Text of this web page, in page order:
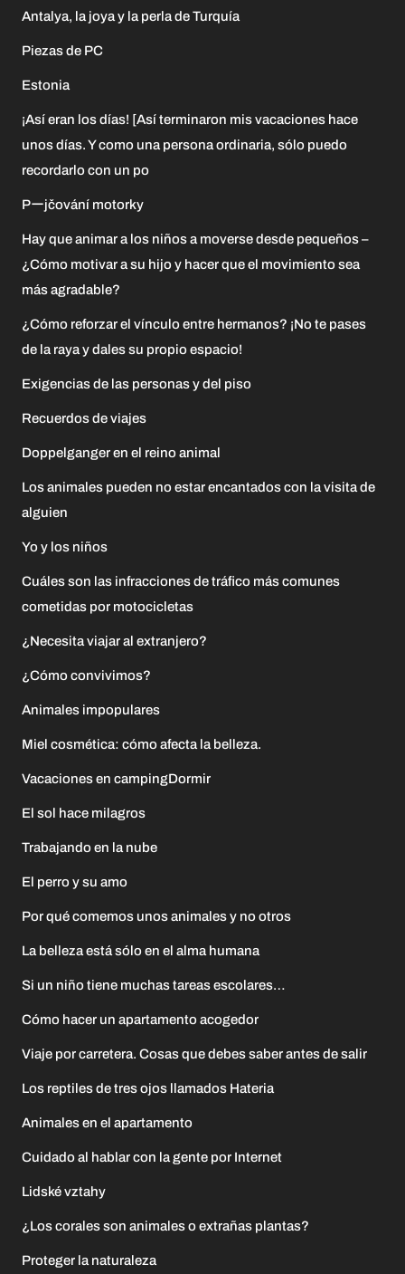
Antalya, la joya y la perla de Turquía
Piezas de PC
Estonia
¡Así eran los días! [Así terminaron mis vacaciones hace
unos días. Y como una persona ordinaria, sólo puedo
recordarlo con un po
Pーjčování motorky
Hay que animar a los niños a moverse desde pequeños –
¿Cómo motivar a su hijo y hacer que el movimiento sea
más agradable?
¿Cómo reforzar el vínculo entre hermanos? ¡No te pases
de la raya y dales su propio espacio!
Exigencias de las personas y del piso
Recuerdos de viajes
Doppelganger en el reino animal
Los animales pueden no estar encantados con la visita de
alguien
Yo y los niños
Cuáles son las infracciones de tráfico más comunes
cometidas por motocicletas
¿Necesita viajar al extranjero?
¿Cómo convivimos?
Animales impopulares
Miel cosmética: cómo afecta la belleza.
Vacaciones en campingDormir
El sol hace milagros
Trabajando en la nube
El perro y su amo
Por qué comemos unos animales y no otros
La belleza está sólo en el alma humana
Si un niño tiene muchas tareas escolares…
Cómo hacer un apartamento acogedor
Viaje por carretera. Cosas que debes saber antes de salir
Los reptiles de tres ojos llamados Hateria
Animales en el apartamento
Cuidado al hablar con la gente por Internet
Lidské vztahy
¿Los corales son animales o extrañas plantas?
Proteger la naturaleza